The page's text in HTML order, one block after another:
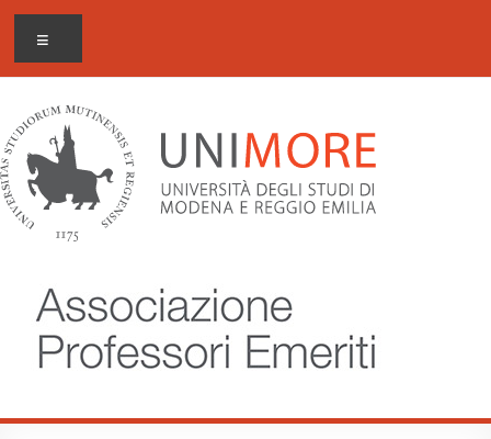
Salta
contenuto
Associazione
Professori
Emeriti
Unimore